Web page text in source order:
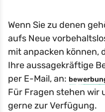
Wenn Sie zu denen
aufs Neue
mit anpacken können,
Ihre aussagekräftige
per E-Mail, an:
Für Fragen stehen
gerne zur Verfügung.